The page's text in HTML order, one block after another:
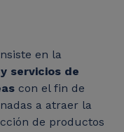
en la
servicios de
con el fin de
a atraer la
de productos